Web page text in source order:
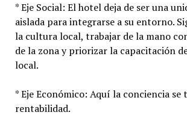
* Eje Social: El hotel deja de ser una
aislada para integrarse a su entorno.
la cultura local, trabajar de la mano
de la zona y priorizar la capacitación
local.
* Eje Económico: Aquí la conciencia se
rentabilidad.